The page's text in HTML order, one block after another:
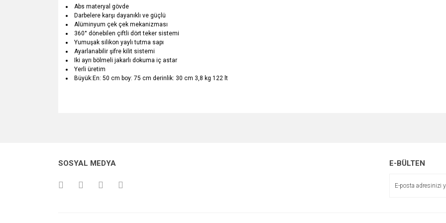
Abs materyal gövde
Darbelere karşı dayanıklı ve güçlü
Alüminyum çek çek mekanizması
360° dönebilen çiftli dört teker sistemi
Yumuşak silikon yaylı tutma sapı
Ayarlanabilir şifre kilit sistemi
Iki ayrı bölmeli jakarlı dokuma iç astar
Yerli üretim
Büyük:En: 50 cm boy: 75 cm derinlik: 30 cm 3,8 kg 122 lt
Ürün açıklamasında eksik bilgiler bulunuyor.
SOSYAL MEDYA E-BÜLTEN